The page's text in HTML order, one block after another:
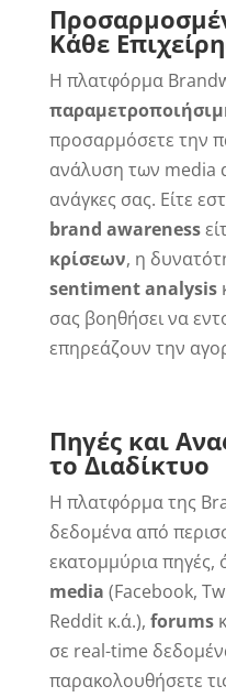
Κάθε
Η πλατφόρμα
προσαρμόσετε την
ανάλυση των media
ανάγκες σας. Είτε
brand awareness
κρίσεων, η
sentiment analysis
σας βοηθήσει να
επηρεάζουν την
Πηγές και
το Διαδίκτυο
Η πλατφόρμα της
δεδομένα από
εκατομμύρια πηγές,
media (Facebook,
Reddit κ.ά.), forums
σε real-time
παρακολουθήσετε